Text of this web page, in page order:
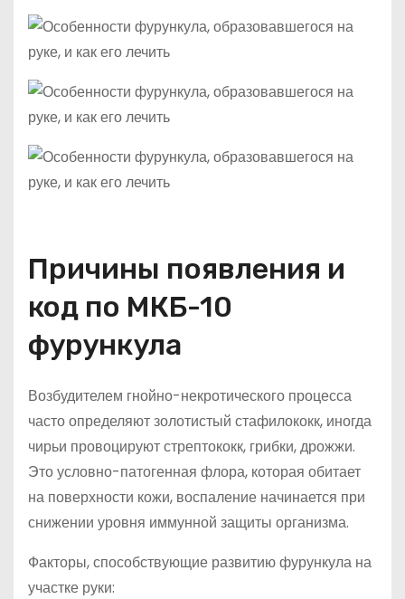
Причины появления и
код по МКБ-10
фурункула
Возбудителем гнойно-некротического процесса
часто определяют золотистый стафилококк, иногда
чирьи провоцируют стрептококк, грибки, дрожжи.
Это условно-патогенная флора, которая обитает
на поверхности кожи, воспаление начинается при
снижении уровня иммунной защиты организма.
Факторы, способствующие развитию фурункула на
участке руки: